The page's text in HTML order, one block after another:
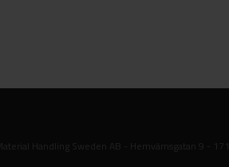
Handling Sweden AB - Hemvärnsgatan 9 -